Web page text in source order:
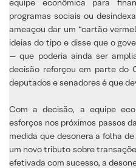
equipe econômica para
programas sociais ou
ameaçou dar um “cartão
ideias do tipo e disse que o
— que poderia ainda ser
decisão reforçou em parte do
deputados e senadores é que
Com a decisão, a equipe
esforços nos próximos passos
medida que desonera a folha
um novo tributo sobre
efetivada com sucesso, a